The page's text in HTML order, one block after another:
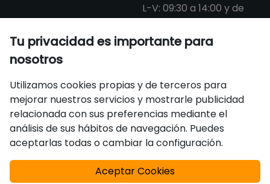
L-V: 09:30 a 14:00 y de
Certificados
Tu privacidad es importante para
nosotros
Utilizamos cookies propias y de terceros para
mejorar nuestros servicios y mostrarle publicidad
relacionada con sus preferencias mediante el
análisis de sus hábitos de navegación. Puedes
aceptarlas todas o cambiar la configuración.
Aceptar Cookies